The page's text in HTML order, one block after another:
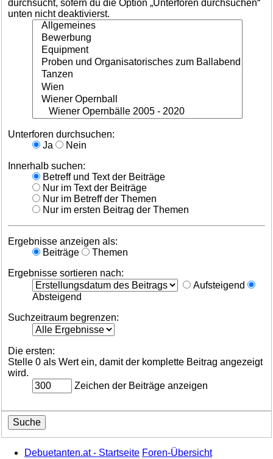
durchsucht, sofern du die Option „Unterforen durchsuchen“
unten nicht deaktivierst.
Unterforen durchsuchen:
Ja
Nein
Innerhalb suchen:
Betreff und Text der Beiträge
Nur im Text der Beiträge
Nur im Betreff der Themen
Nur im ersten Beitrag der Themen
Ergebnisse anzeigen als:
Beiträge
Themen
Ergebnisse sortieren nach:
Aufsteigend
Absteigend
Suchzeitraum begrenzen:
Die ersten:
Stelle 0 als Wert ein, damit der komplette Beitrag angezeigt
wird.
Zeichen der Beiträge anzeigen
Debuetanten.at - Startseite Foren-Übersicht